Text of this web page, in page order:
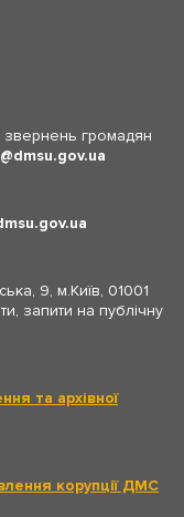
звернень громадян
dmsu.gov.ua
9, м.Київ, 01001
запити на публічну
та архівної
корупції ДМС